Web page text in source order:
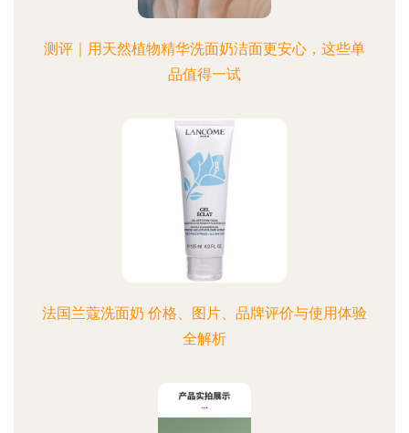
测评｜用天然植物精华洗面奶洁面更安心，这些单
品值得一试
法国兰蔻洗面奶 价格、图片、品牌评价与使用体验
全解析